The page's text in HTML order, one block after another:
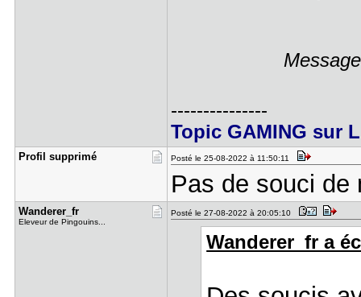
---------------
Topic GAMING sur
Profil sup​primé Posté le 25-08-2022 à 11:50:11
Pas de souci de
Wanderer_f​r
Eleveur de Pingouins...
Posté le 27-08-2022 à 20:05:10
Wanderer_fr a